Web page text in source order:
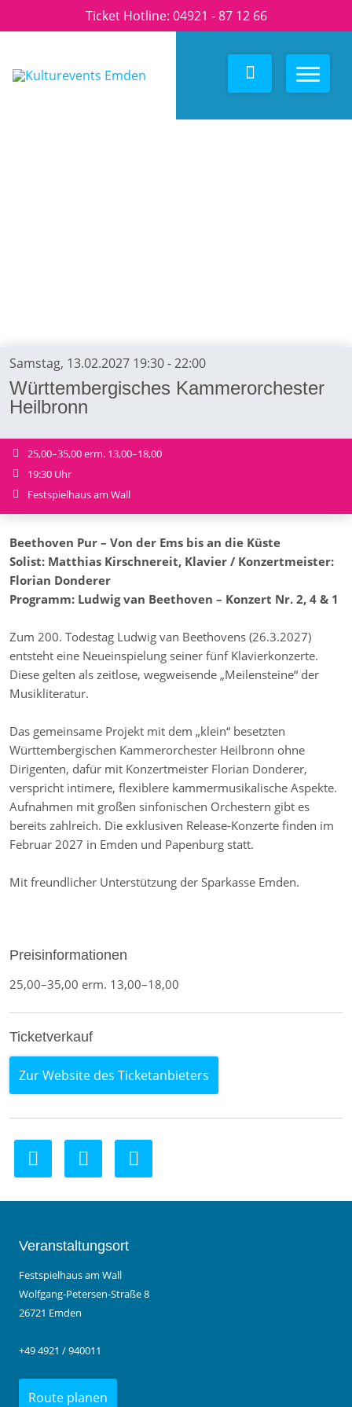
Ticket Hotline: 04921 - 87 12 66
Samstag, 13.02.2027 19:30 - 22:00
Württembergisches Kammerorchester
Heilbronn
25,00–35,00 erm. 13,00–18,00
19:30 Uhr
Festspielhaus am Wall
Beethoven Pur – Von der Ems bis an die Küste
Solist: Matthias Kirschnereit, Klavier / Konzertmeister:
Florian Donderer
Programm: Ludwig van Beethoven – Konzert Nr. 2, 4 & 1
Zum 200. Todestag Ludwig van Beethovens (26.3.2027)
entsteht eine Neueinspielung seiner fünf Klavierkonzerte.
Diese gelten als zeitlose, wegweisende „Meilensteine“ der
Musikliteratur.
Das gemeinsame Projekt mit dem „klein“ besetzten
Württembergischen Kammerorchester Heilbronn ohne
Dirigenten, dafür mit Konzertmeister Florian Donderer,
verspricht intimere, flexiblere kammermusikalische Aspekte.
Aufnahmen mit großen sinfonischen Orchestern gibt es
bereits zahlreich. Die exklusiven Release-Konzerte finden im
Februar 2027 in Emden und Papenburg statt.
Mit freundlicher Unterstützung der Sparkasse Emden.
Preisinformationen
25,00–35,00 erm. 13,00–18,00
Ticketverkauf
Zur Website des Ticketanbieters
Veranstaltungsort
Festspielhaus am Wall
Wolfgang-Petersen-Straße 8
26721 Emden
+49 4921 / 940011
Route planen